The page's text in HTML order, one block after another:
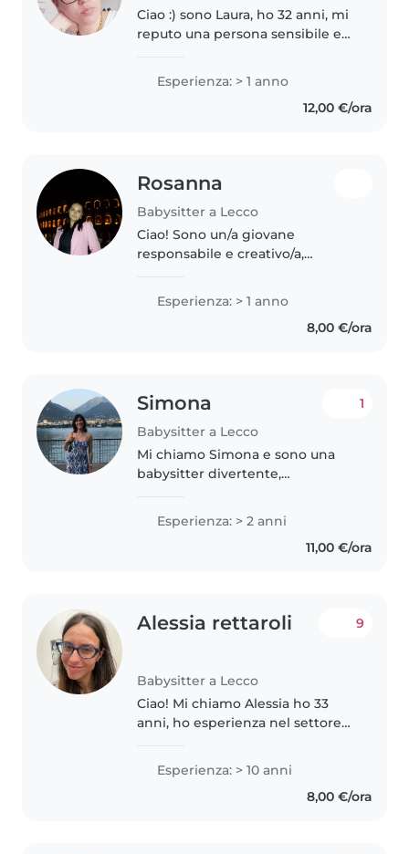
Ciao :) sono Laura, ho 32 anni, mi
reputo una persona sensibile e
iscritta all'università indirizzo
scienze dell'educazione socio-
Esperienza: > 1 anno
12,00 €/ora
Rosanna
Babysitter a Lecco
Ciao! Sono un/a giovane
responsabile e creativo/a,
un anno di esperienza nella cura
di bambini dai 2 ai 15 anni. Parlo
inglese e italiano e mi sento..
Esperienza: > 1 anno
8,00 €/ora
Simona
Babysitter a Lecco
1
Mi chiamo Simona e sono una
babysitter divertente,
piace disegnare, leggere, fare
lavoretti e giocare con i bambini.
Sono a mio agio con gli animali,..
Esperienza: > 2 anni
11,00 €/ora
Alessia rettaroli
Babysitter a Lecco
9
Ciao! Mi chiamo Alessia ho 33
anni, ho esperienza nel settore
dell’educazione. Amo i bambini,
Esperienza: > 10 anni
8,00 €/ora